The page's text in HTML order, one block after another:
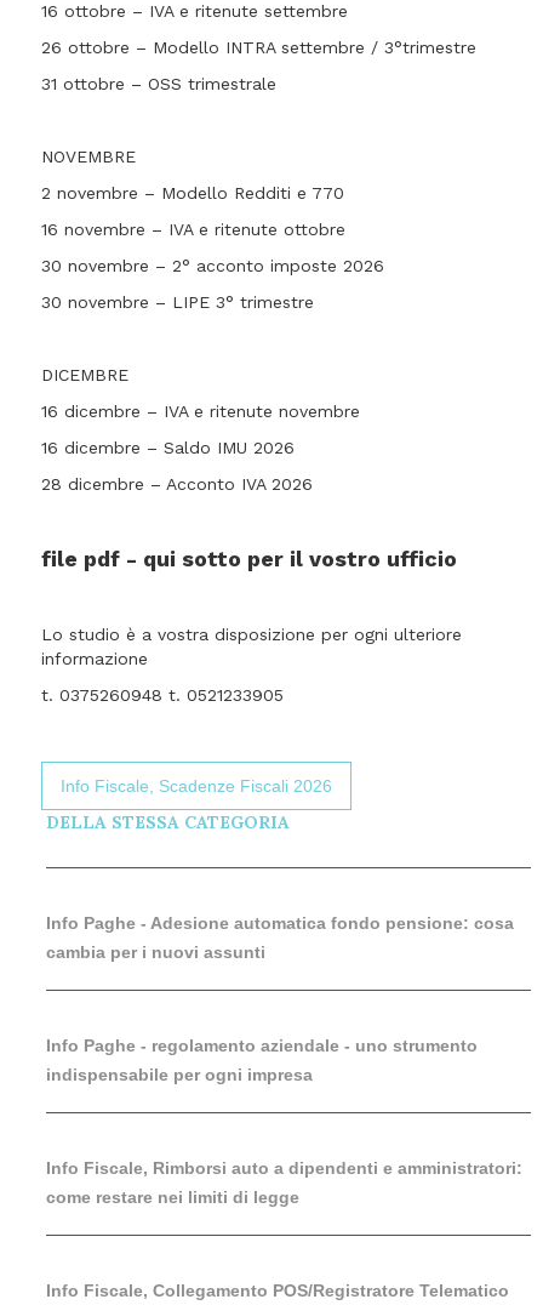
16 ottobre – IVA e ritenute settembre
26 ottobre – Modello INTRA settembre / 3°trimestre
31 ottobre – OSS trimestrale
NOVEMBRE
2 novembre – Modello Redditi e 770
16 novembre – IVA e ritenute ottobre
30 novembre – 2° acconto imposte 2026
30 novembre – LIPE 3° trimestre
DICEMBRE
16 dicembre – IVA e ritenute novembre
16 dicembre – Saldo IMU 2026
28 dicembre – Acconto IVA 2026
file pdf - qui sotto per il vostro ufficio
Lo studio è a vostra disposizione per ogni ulteriore
informazione
t. 0375260948 t. 0521233905
Info Fiscale, Scadenze Fiscali 2026
DELLA STESSA CATEGORIA
Info Paghe - Adesione automatica fondo pensione: cosa
cambia per i nuovi assunti
Info Paghe - regolamento aziendale - uno strumento
indispensabile per ogni impresa
Info Fiscale, Rimborsi auto a dipendenti e amministratori:
come restare nei limiti di legge
Info Fiscale, Collegamento POS/Registratore Telematico